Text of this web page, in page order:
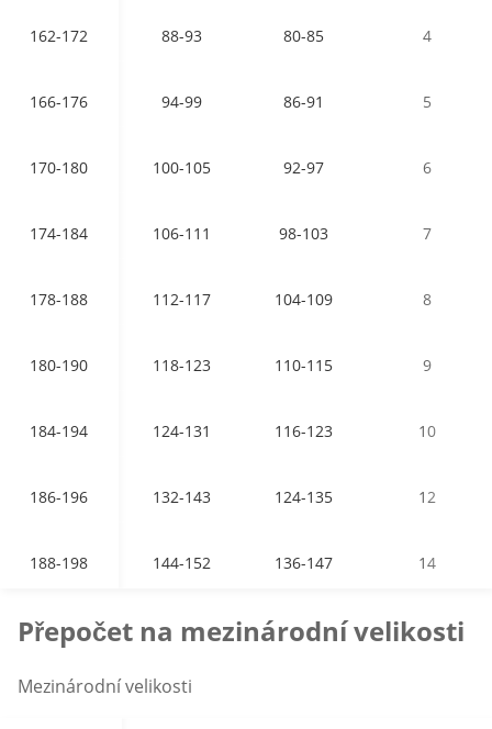
162-172 88-93 80-85 4
166-176 94-99 86-91 5
170-180 100-105 92-97 6
174-184 106-111 98-103 7
178-188 112-117 104-109 8
180-190 118-123 110-115 9
184-194 124-131 116-123 10
186-196 132-143 124-135 12
188-198 144-152 136-147 14
Přepočet na mezinárodní velikosti
Mezinárodní velikosti